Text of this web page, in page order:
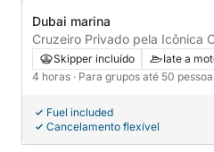
Dubai marina
Cruzeiro Privado pela Icônica
Skipper incluído
Iate a
4 horas · Para grupos até 50
Fuel included
Cancelamento flexível